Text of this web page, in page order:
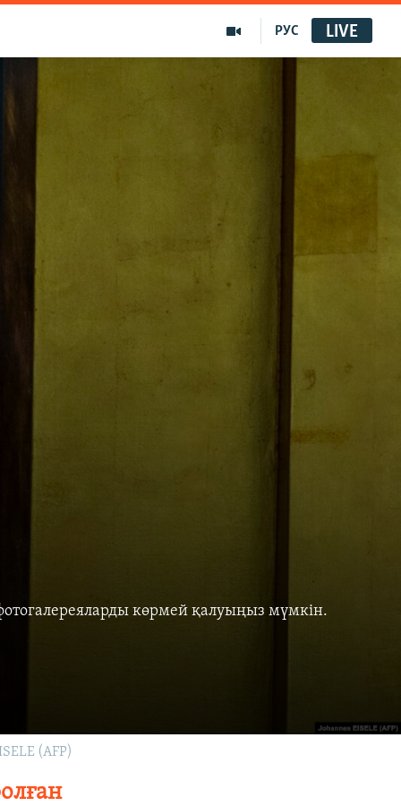
РУС LIVE
көрмей қалуыңыз мүмкін.
(AFP)